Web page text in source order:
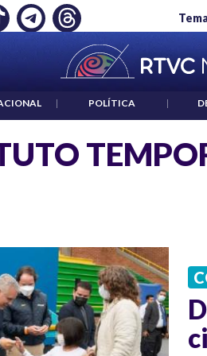
EMPLEO: JP MORGAN
| POLÍTICA |